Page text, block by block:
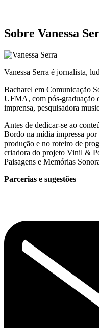
Sobre Vanessa
Vanessa Serra é jornalista,
Bacharel em Comunicação
UFMA, com pós-graduação
imprensa, pesquisadora
Antes de dedicar-se ao
Bordo na mídia impressa por
produção e no roteiro de
criadora do projeto Vinil &
Paisagens e Memórias
Parcerias e sugestões